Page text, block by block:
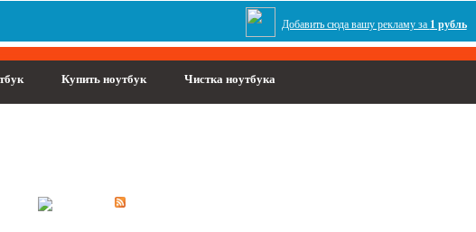
Добавить сюда вашу рекламу за 1 рубль
Купить ноутбук Чистка ноутбука